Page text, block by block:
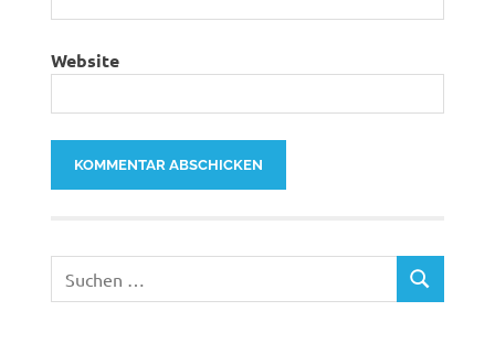
Website
nach:
SUCHEN